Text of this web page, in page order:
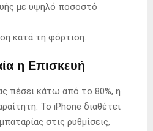
με υψηλό ποσοστό
κατά τη φόρτιση.
η Επισκευή
πέσει κάτω από το 80%, η
Το iPhone διαθέτει
στις ρυθμίσεις,